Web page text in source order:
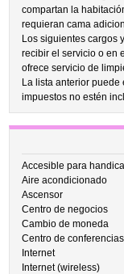
compartan la
requieran cama
Los siguientes cargos
recibir el servicio o en
ofrece servicio de
La lista anterior
impuestos no estén
Accesible para
Aire acondicionado
Ascensor
Centro de negocios
Cambio de moneda
Centro de conferencias
Internet
Internet (wireless)